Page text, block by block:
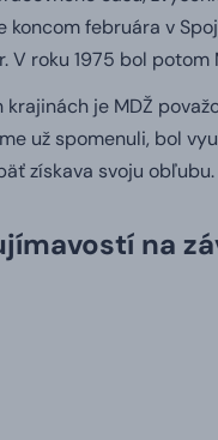
koncom februára v
V roku 1975 bol
krajinách je MDŽ
už spomenuli, bol
získava svoju obľubu.
na